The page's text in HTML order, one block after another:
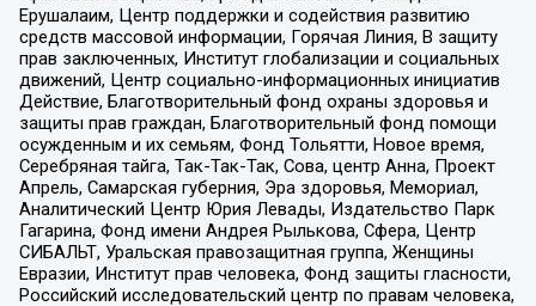
Ерушалаим, Центр поддержки и содействия развитию
средств массовой информации, Горячая Линия, В защиту
прав заключенных, Институт глобализации и социальных
движений, Центр социально-информационных инициатив
Действие, Благотворительный фонд охраны здоровья и
защиты прав граждан, Благотворительный фонд помощи
осужденным и их семьям, Фонд Тольятти, Новое время,
Серебряная тайга, Так-Так-Так, Сова, центр Анна, Проект
Апрель, Самарская губерния, Эра здоровья, Мемориал,
Аналитический Центр Юрия Левады, Издательство Парк
Гагарина, Фонд имени Андрея Рылькова, Сфера, Центр
СИБАЛЬТ, Уральская правозащитная группа, Женщины
Евразии, Институт прав человека, Фонд защиты гласности,
Российский исследовательский центр по правам человека,